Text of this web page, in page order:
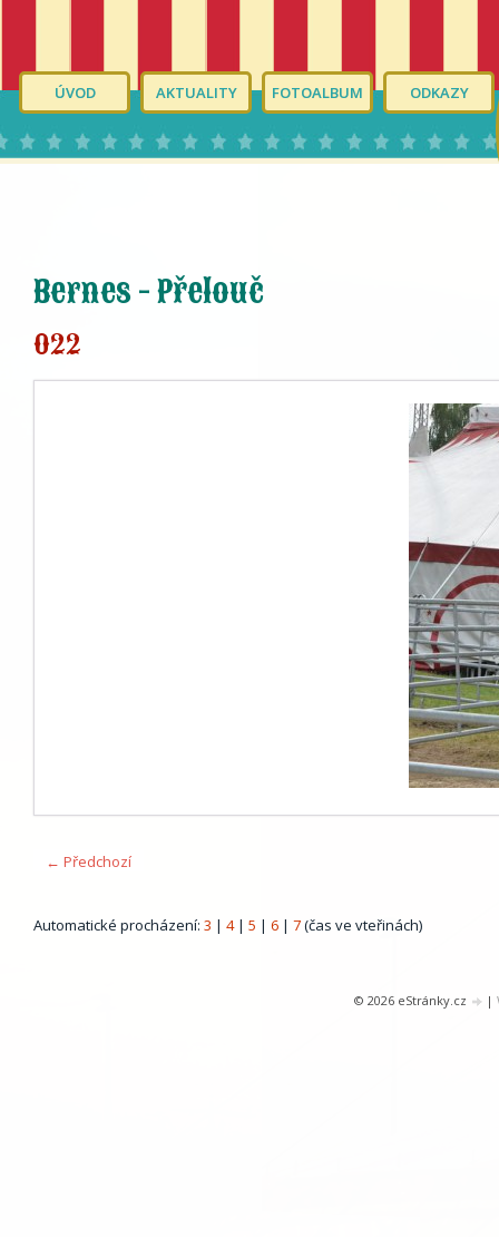
ÚVOD AKTUALITY FOTOALBUM ODKAZY
Bernes - Přelouč
022
← Předchozí
Automatické procházení: 3 | 4| 5 | 6 | 7(čas ve vteřinách)
© 2026 eStránky.cz |